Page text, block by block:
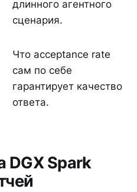
длинного агентного
сценария.
Что acceptance rate
сам по себе
гарантирует качество
ответа.
DGX Spark